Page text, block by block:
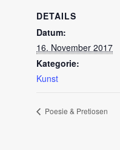
DETAILS
Datum:
16. November 2017
Kategorie:
Kunst
Poesie & Pretiosen